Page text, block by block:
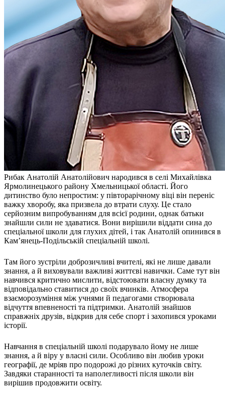
Молодіжні лідери УТОГ
Ветерани УТОГ
Мережа УТОГ
Підприємства УТОГ
Рекорди УТОГ
Видання УТОГ
Посилання сторінок УТОГ
Навчальні програми
Дошкільна освіта
Загальна освіта
Для абітурієнтів
Українська жестова мова
Географія
Правознавство
Я досліджую світ
Реєстр перекладачів жестової мови Українського
товариства глухих
Підготовка перекладачів
"Сервіс УТОГ"
Атестація
Безбар'єрність для глухих
Волинська область
Дніпропетровська область
Донецька область
Житомирська область
Закарпатська область
Запорізька область
Київ
Київська область
Кіровоградська область
Львівська область
Миколаївська область
Рибак Анатолій Анатолійович народився в селі Михайлівка
Ярмолинецького району Хмельницької області. Його
дитинство було непростим: у півторарічному віці він переніс
важку хворобу, яка призвела до втрати слуху. Це стало
серйозним випробуванням для всієї родини, однак батьки
знайшли сили не здаватися. Вони вирішили віддати сина до
спеціальної школи для глухих дітей, і так Анатолій опинився в
Кам’янець-Подільській спеціальній школі.
Там його зустріли доброзичливі вчителі, які не лише давали
знання, а й виховували важливі життєві навички. Саме тут він
навчився критично мислити, відстоювати власну думку та
відповідально ставитися до своїх вчинків. Атмосфера
взаєморозуміння між учнями й педагогами створювала
відчуття впевненості та підтримки. Анатолій знайшов
справжніх друзів, відкрив для себе спорт і захопився уроками
історії.
Навчання в спеціальній школі подарувало йому не лише
знання, а й віру у власні сили. Особливо він любив уроки
географії, де мріяв про подорожі до різних куточків світу.
Завдяки старанності та наполегливості після школи він
вирішив продовжити освіту.